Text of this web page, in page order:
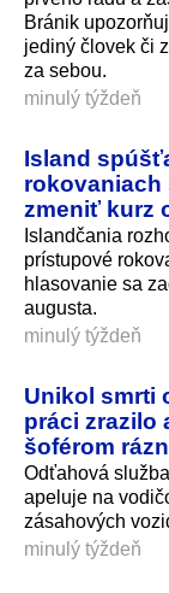
Bránik
jediný človek či
za sebou.
minulý týždeň
Island
rokovaniach
zmeniť kurz
Islandčania
prístupové
hlasovanie sa
augusta.
minulý týždeň
Unikol smrti
práci zrazilo
šoférom
Odťahová
apeluje na
zásahových
minulý týždeň